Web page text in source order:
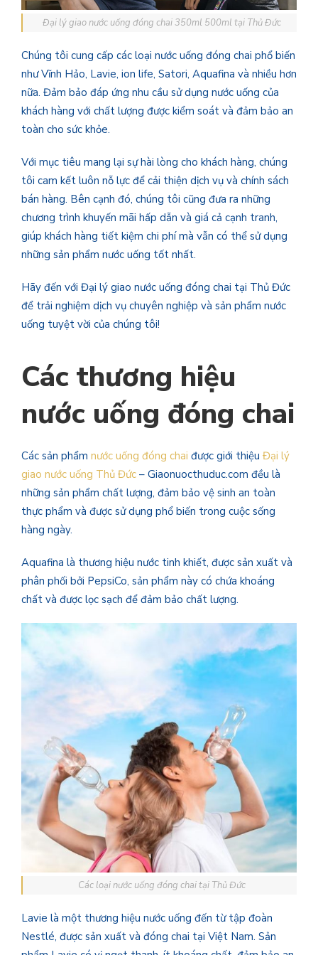
Đại lý giao nước uống đóng chai 350ml 500ml tại Thủ Đức
Chúng tôi cung cấp các loại nước uống đóng chai phổ biến
như Vĩnh Hảo, Lavie, ion life, Satori, Aquafina và nhiều hơn
nữa. Đảm bảo đáp ứng nhu cầu sử dụng nước uống của
khách hàng với chất lượng được kiểm soát và đảm bảo an
toàn cho sức khỏe.
Với mục tiêu mang lại sự hài lòng cho khách hàng, chúng
tôi cam kết luôn nỗ lực để cải thiện dịch vụ và chính sách
bán hàng. Bên cạnh đó, chúng tôi cũng đưa ra những
chương trình khuyến mãi hấp dẫn và giá cả cạnh tranh,
giúp khách hàng tiết kiệm chi phí mà vẫn có thể sử dụng
những sản phẩm nước uống tốt nhất.
Hãy đến với Đại lý giao nước uống đóng chai tại Thủ Đức
để trải nghiệm dịch vụ chuyên nghiệp và sản phẩm nước
uống tuyệt vời của chúng tôi!
Các thương hiệu
nước uống đóng chai
Các sản phẩm nước uống đóng chai được giới thiệu Đại lý
giao nước uống Thủ Đức – Giaonuocthuduc.com đều là
những sản phẩm chất lượng, đảm bảo vệ sinh an toàn
thực phẩm và được sử dụng phổ biến trong cuộc sống
hàng ngày.
Aquafina là thương hiệu nước tinh khiết, được sản xuất và
phân phối bởi PepsiCo, sản phẩm này có chứa khoáng
chất và được lọc sạch để đảm bảo chất lượng.
Các loại nước uống đóng chai tại Thủ Đức
Lavie là một thương hiệu nước uống đến từ tập đoàn
Nestlé, được sản xuất và đóng chai tại Việt Nam. Sản